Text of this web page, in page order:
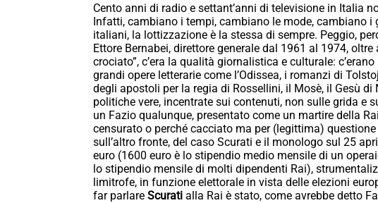
Cento anni di radio e settant’anni di televisione in Italia
Infatti, cambiano i tempi, cambiano le mode, cambiano
italiani, la lottizzazione è la stessa di sempre. Peggio,
Ettore Bernabei, direttore generale dal 1961 al 1974,
crociato”, c’era la qualità giornalistica e culturale:
grandi opere letterarie come l’Odissea, i romanzi di
degli apostoli per la regia di Rossellini, il Mosè, il Gesù di
politiche vere, incentrate sui contenuti, non sulle grida e
un Fazio qualunque, presentato come un martire della
censurato o perché cacciato ma per (legittima)
sull’altro fronte, del caso Scurati e il monologo sul 25
euro (1600 euro è lo stipendio medio mensile di un
lo stipendio mensile di molti dipendenti Rai),
limitrofe, in funzione elettorale in vista delle elezioni
far parlare Scurati alla Rai è stato, come avrebbe detto